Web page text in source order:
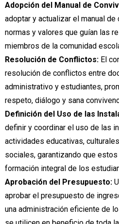
Adopción del Manual de
adoptar y actualizar el manual
normas y valores que guían las
miembros de la comunidad
Resolución de Conflictos: El
resolución de conflictos entre
administrativo y estudiantes,
respeto, diálogo y sana
Definición del Uso de las
definir y coordinar el uso de las
actividades educativas,
sociales, garantizando que
formación integral de los
Aprobación del Presupuesto:
aprobar el presupuesto de
una administración eficiente de